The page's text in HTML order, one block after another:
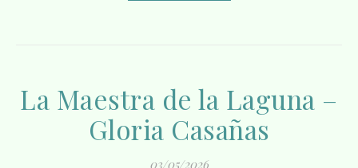
La Maestra de la Laguna –
Gloria Casañas
03/05/2026